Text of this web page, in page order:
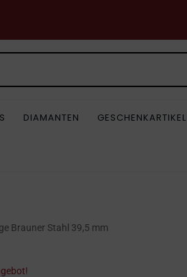
DIAMANTEN GESCHENKARTIKEL
Brauner Stahl 39,5 mm